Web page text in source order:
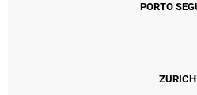
PORTO
ZURICH